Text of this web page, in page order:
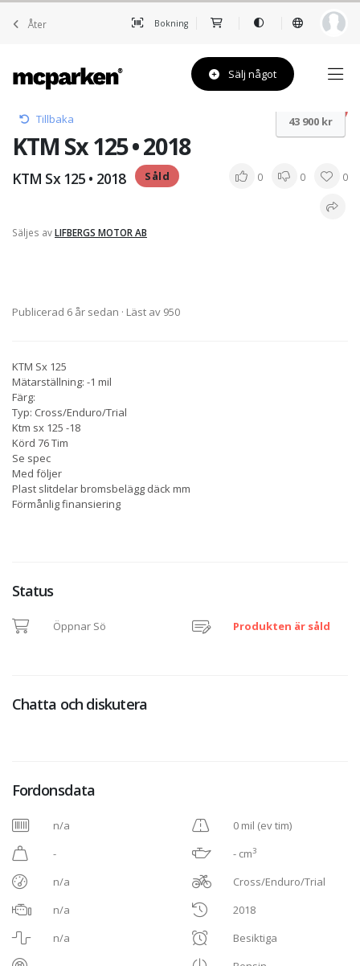
Åter Bokning
Sälj något
Tillbaka
KTM Sx 125 • 2018
KTM Sx 125 • 2018 Såld 0 0 0
Säljes avLIFBERGS MOTOR AB
43 900 kr
Publicerad 6 år sedan · Läst av 950
KTM Sx 125
Mätarställning: -1 mil
Färg:
Typ: Cross/Enduro/Trial
Ktm sx 125 -18
Körd 76 Tim
Se spec
Med följer
Plast slitdelar bromsbelägg däck mm
Förmånlig finansiering
Status
Öppnar Sö Produkten är såld
Chatta och diskutera
Fordonsdata
n/a
-
n/a
n/a
n/a
0 mil (ev tim)
- cm3
Cross/Enduro/Trial
2018
Besiktiga